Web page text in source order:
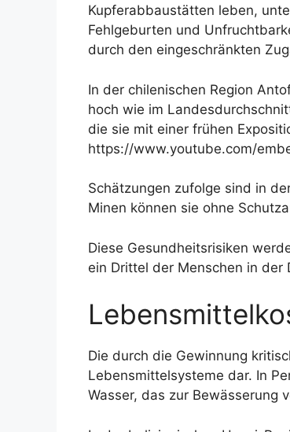
Kupferabbaustätten leben,
Fehlgeburten und
durch den eingeschränkten
In der chilenischen Region
hoch wie im
die sie mit einer frühen
https://www.youtube.com/
Schätzungen zufolge sind in
Minen können sie ohne
Diese Gesundheitsrisiken
ein Drittel der Menschen in der
Die durch die Gewinnung
Lebensmittelsysteme dar. In
Wasser, das zur Bewässerung